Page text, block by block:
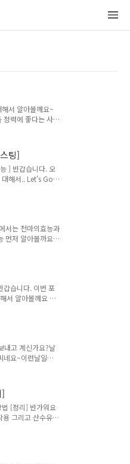
서 알아볼께요~
정력에 좋다는 사실
해서 꾸준히 드시
을 보호한다고
네요 마 효능 - 당
내에서 포도당으
.그래서 혈당을 낮
제,단백질 등의
지고어르신들에게
팅]
] 반갑습니다. 오
대해서.. Let's Go!!
순환 천년초를 꾸
수 있습니다우리
.. 천년초의효능
며 졸음을 쫓을때
우리몸의 장기들
이 안좋을때드시
이 약하신분들도
서는 천마의효능과
먼저 알아볼까요?
암 예방 및 치료에
니다.건조시킨 천
(하루 3번) 드시면
면 뇌기능을 활성
며 뇌졸증 예방 및
니다. 중풍치료 중
고 합니다. 혈액순
갑습니다. 이번 포
서 알아볼께요 돼
자라구요..요즘 당
효능 당뇨병에 굿!!
린이 풍부하여인
.실제로 돼지감자
나게 유명세를 타
지감자의 아눌
어있는 비타민C
원인이 되는..
내고 계신가요?날
네요~이런날일수
경이의효능에 대
피로를 풀어준다
잎을 즙으로 먹으
좋습니다. 질경이
어준다고 합니다
좋습니다. 위에서
이 효능 - 눈건강
이 있..
]
[정리] 반가워요
그리고 산수유먹
읽어주시길...^^
있다고 합니다. 고
어있는데 이는 고